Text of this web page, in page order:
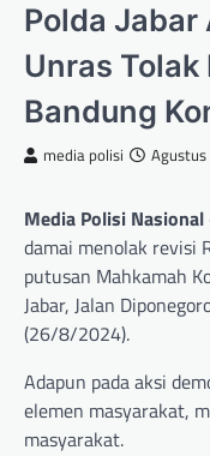
Polda Jabar
Unras Tolak
Bandung
media polisi Agustus
Media Polisi Nasional
damai menolak revisi
putusan Mahkamah
Jabar, Jalan
(26/8/2024).
Adapun pada aksi
elemen masyarakat,
masyarakat.